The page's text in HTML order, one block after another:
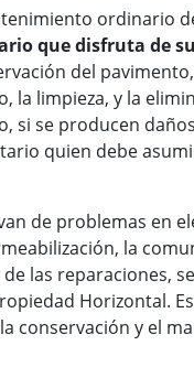
ordinario
que disfruta de
del
la limpieza, y la
si se producen
quien debe
de problemas en
la
las reparaciones,
Horizontal.
conservación y el